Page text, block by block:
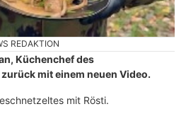
REDAKTION
Küchenchef des
mit einem neuen Video.
mit Rösti.